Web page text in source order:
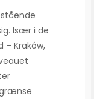
Især i de
– Kraków,